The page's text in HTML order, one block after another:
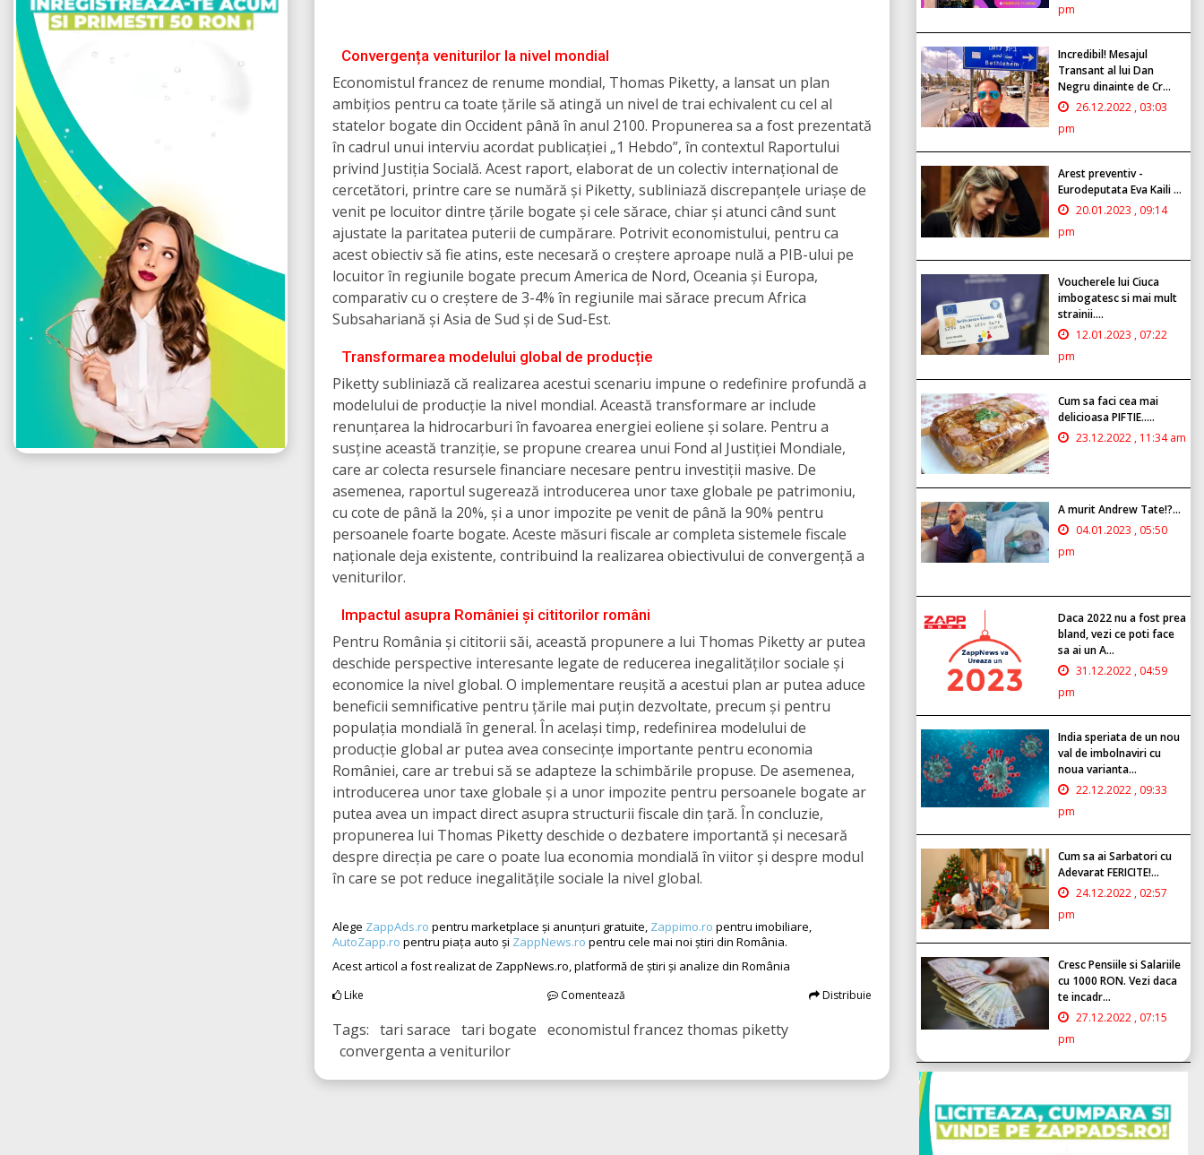
Convergența veniturilor la nivel mondial
Economistul francez de renume mondial, Thomas Piketty, a lansat un plan
ambițios pentru ca toate țările să atingă un nivel de trai echivalent cu cel al
statelor bogate din Occident până în anul 2100. Propunerea sa a fost prezentată
în cadrul unui interviu acordat publicației „1 Hebdo”, în contextul Raportului
privind Justiția Socială. Acest raport, elaborat de un colectiv internațional de
cercetători, printre care se numără și Piketty, subliniază discrepanțele uriașe de
venit pe locuitor dintre țările bogate și cele sărace, chiar și atunci când sunt
ajustate la paritatea puterii de cumpărare. Potrivit economistului, pentru ca
acest obiectiv să fie atins, este necesară o creștere aproape nulă a PIB-ului pe
locuitor în regiunile bogate precum America de Nord, Oceania și Europa,
comparativ cu o creștere de 3-4% în regiunile mai sărace precum Africa
Subsahariană și Asia de Sud și de Sud-Est.
Transformarea modelului global de producție
Piketty subliniază că realizarea acestui scenariu impune o redefinire profundă a
modelului de producție la nivel mondial. Această transformare ar include
renunțarea la hidrocarburi în favoarea energiei eoliene și solare. Pentru a
susține această tranziție, se propune crearea unui Fond al Justiției Mondiale,
care ar colecta resursele financiare necesare pentru investiții masive. De
asemenea, raportul sugerează introducerea unor taxe globale pe patrimoniu,
cu cote de până la 20%, și a unor impozite pe venit de până la 90% pentru
persoanele foarte bogate. Aceste măsuri fiscale ar completa sistemele fiscale
naționale deja existente, contribuind la realizarea obiectivului de convergență a
veniturilor.
Impactul asupra României și cititorilor români
Pentru România și cititorii săi, această propunere a lui Thomas Piketty ar putea
deschide perspective interesante legate de reducerea inegalităților sociale și
economice la nivel global. O implementare reușită a acestui plan ar putea aduce
beneficii semnificative pentru țările mai puțin dezvoltate, precum și pentru
populația mondială în general. În același timp, redefinirea modelului de
producție global ar putea avea consecințe importante pentru economia
României, care ar trebui să se adapteze la schimbările propuse. De asemenea,
introducerea unor taxe globale și a unor impozite pentru persoanele bogate ar
putea avea un impact direct asupra structurii fiscale din țară. În concluzie,
propunerea lui Thomas Piketty deschide o dezbatere importantă și necesară
despre direcția pe care o poate lua economia mondială în viitor și despre modul
în care se pot reduce inegalitățile sociale la nivel global.
Alege ZappAds.ro pentru marketplace și anunțuri gratuite, Zappimo.ro pentru imobiliare,
AutoZapp.ro pentru piața auto și ZappNews.ro pentru cele mai noi știri din România.
Acest articol a fost realizat de ZappNews.ro, platformă de știri și analize din România
Like Comentează Distribuie
Tags: tari sarace tari bogate economistul francez thomas piketty
convergenta a veniturilor
pm
Incredibil! Mesajul
Transant al lui Dan
Negru dinainte de Cr...
26.12.2022 , 03:03
pm
Arest preventiv -
Eurodeputata Eva Kaili ...
20.01.2023 , 09:14
pm
Voucherele lui Ciuca
imbogatesc si mai mult
strainii....
12.01.2023 , 07:22
pm
Cum sa faci cea mai
delicioasa PIFTIE.....
23.12.2022 , 11:34 am
A murit Andrew Tate!?...
04.01.2023 , 05:50
pm
Daca 2022 nu a fost prea
bland, vezi ce poti face
sa ai un A...
31.12.2022 , 04:59
pm
India speriata de un nou
val de imbolnaviri cu
noua varianta...
22.12.2022 , 09:33
pm
Cum sa ai Sarbatori cu
Adevarat FERICITE!...
24.12.2022 , 02:57
pm
Cresc Pensiile si Salariile
cu 1000 RON. Vezi daca
te incadr...
27.12.2022 , 07:15
pm